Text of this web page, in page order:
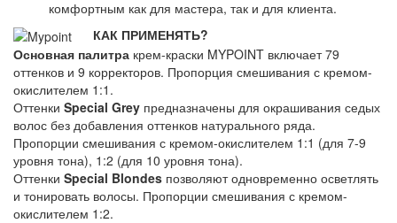
комфортным как для мастера, так и для клиента.
КАК ПРИМЕНЯТЬ?
Основная палитра крем-краски MYPOINT включает 79
оттенков и 9 корректоров. Пропорция смешивания с кремом-
окислителем 1:1.
Оттенки Special Grey предназначены для окрашивания седых
волос без добавления оттенков натурального ряда.
Пропорции смешивания с кремом-окислителем 1:1 (для 7-9
уровня тона), 1:2 (для 10 уровня тона).
Оттенки Special Blondes позволяют одновременно осветлять
и тонировать волосы. Пропорции смешивания с кремом-
окислителем 1:2.